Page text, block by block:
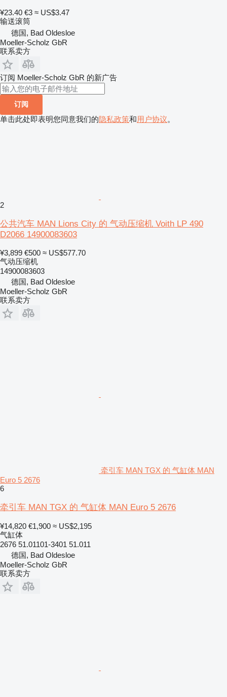
¥23.40 €3 ≈ US$3.47
输送滚筒
德国, Bad Oldesloe
Moeller-Scholz GbR
联系卖方
订阅 Moeller-Scholz GbR 的新广告
订阅
单击此处即表明您同意我们的隐私政策和用户协议。
2
公共汽车 MAN Lions City 的 气动压缩机 Voith LP 490
D2066 14900083603
¥3,899 €500 ≈ US$577.70
气动压缩机
14900083603
德国, Bad Oldesloe
Moeller-Scholz GbR
联系卖方
牵引车 MAN TGX 的 气缸体 MAN
Euro 5 2676
6
牵引车 MAN TGX 的 气缸体 MAN Euro 5 2676
¥14,820 €1,900 ≈ US$2,195
气缸体
2676 51.01101-3401 51.011
德国, Bad Oldesloe
Moeller-Scholz GbR
联系卖方